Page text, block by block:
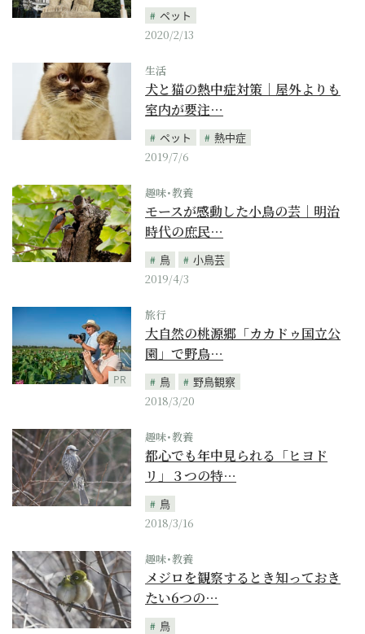
ペット
2020/2/13
生活
犬と猫の熱中症対策｜屋外よりも
室内が要注…
ペット
熱中症
2019/7/6
趣味･教養
モースが感動した小鳥の芸｜明治
時代の庶民…
鳥
小鳥芸
2019/4/3
PR
旅行
大自然の桃源郷「カカドゥ国立公
園」で野鳥…
鳥
野鳥観察
2018/3/20
趣味･教養
都心でも年中見られる「ヒヨド
リ」３つの特…
鳥
2018/3/16
趣味･教養
メジロを観察するとき知っておき
たい6つの…
鳥